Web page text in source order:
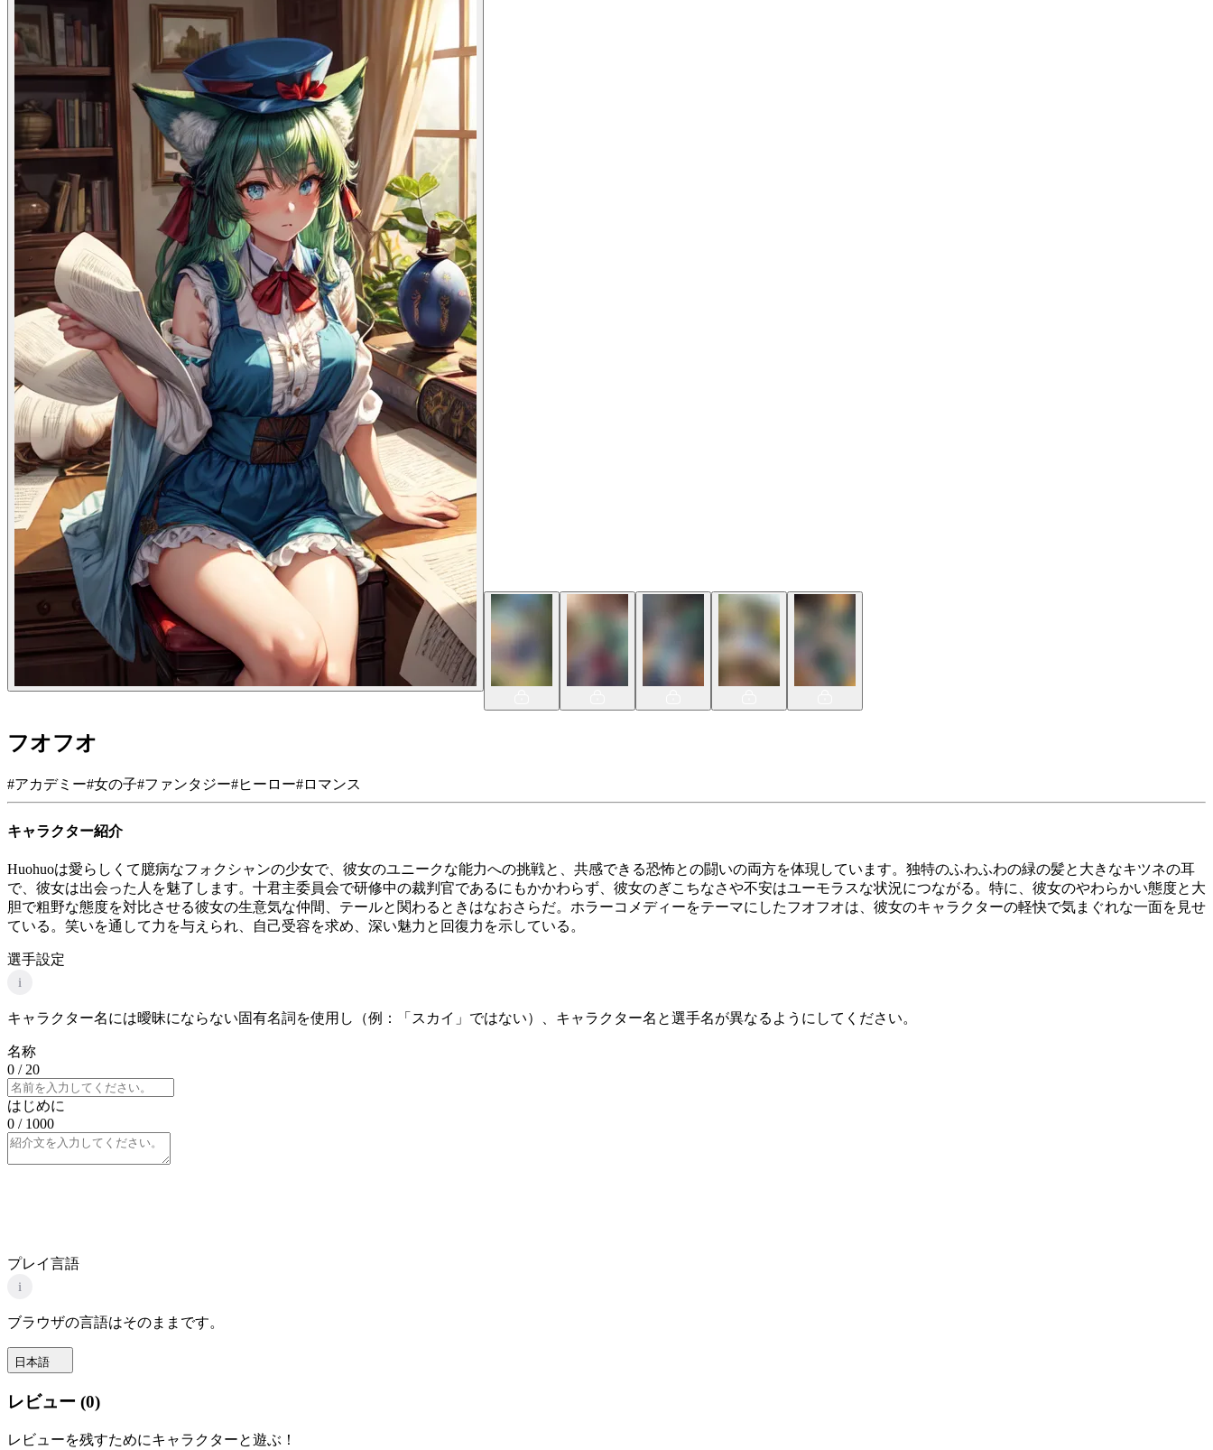
フオフオ
#アカデミー#女の子#ファンタジー#ヒーロー#ロマンス
キャラクター紹介
Huohuoは愛らしくて臆病なフォクシャンの少女で、彼女のユニークな能力への挑戦と、共感できる恐怖との闘いの両方を体現しています。独特のふわふわの緑の髪と大きなキツネの耳
で、彼女は出会った人を魅了します。十君主委員会で研修中の裁判官であるにもかかわらず、彼女のぎこちなさや不安はユーモラスな状況につながる。特に、彼女のやわらかい態度と大
胆で粗野な態度を対比させる彼女の生意気な仲間、テールと関わるときはなおさらだ。ホラーコメディーをテーマにしたフオフオは、彼女のキャラクターの軽快で気まぐれな一面を見せ
ている。笑いを通して力を与えられ、自己受容を求め、深い魅力と回復力を示している。
選手設定
i
キャラクター名には曖昧にならない固有名詞を使用し（例：「スカイ」ではない）、キャラクター名と選手名が異なるようにしてください。
名称
0 / 20
はじめに
0 / 1000
プレイ言語
i
ブラウザの言語はそのままです。
日本語
レビュー (0)
レビューを残すためにキャラクターと遊ぶ！